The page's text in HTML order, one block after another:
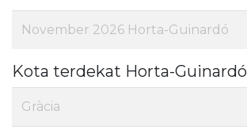
November 2026 Horta-Guinardó
Kota terdekat Horta-Guinardó
Gràcia